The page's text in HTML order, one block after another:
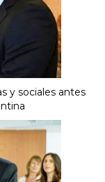
y sociales antes